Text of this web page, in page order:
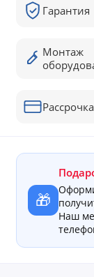
Гарантия
Монтаж
Рассрочка
🎁
Наш